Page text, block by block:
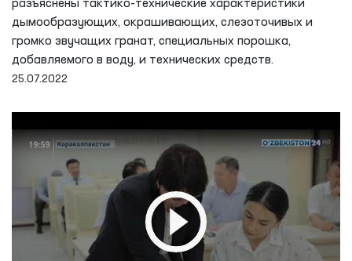
разъяснены тактико-технические характеристики
дымообразующих, окрашивающих, слезоточивых и
громко звучащих гранат, специальных порошка,
добавляемого в воду, и технических средств.
25.07.2022